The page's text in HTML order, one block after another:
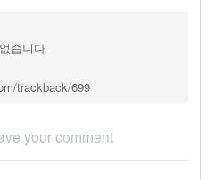
습니다
trackback/699
your comment